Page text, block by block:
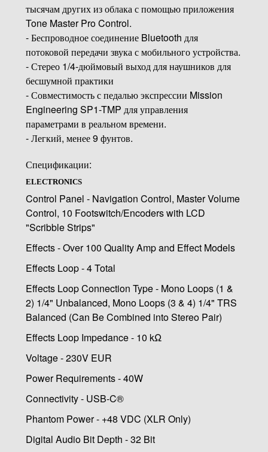
тысячам других из облака с помощью приложения
Tone Master Pro Control.
- Беспроводное соединение Bluetooth для
потоковой передачи звука с мобильного устройства.
- Стерео 1/4-дюймовый выход для наушников для
бесшумной практики
- Совместимость с педалью экспрессии Mission
Engineering SP1-TMP для управления
параметрами в реальном времени.
- Легкий, менее 9 фунтов.
Спецификации:
ELECTRONICS
Control Panel - Navigation Control, Master Volume
Control, 10 Footswitch/Encoders with LCD
"Scribble Strips"
Effects - Over 100 Quality Amp and Effect Models
Effects Loop - 4 Total
Effects Loop Connection Type - Mono Loops (1 &
2) 1/4" Unbalanced, Mono Loops (3 & 4) 1/4" TRS
Balanced (Can Be Combined into Stereo Pair)
Effects Loop Impedance - 10 kΩ
Voltage - 230V EUR
Power Requirements - 40W
Connectivity - USB-C®
Phantom Power - +48 VDC (XLR Only)
Digital Audio Bit Depth - 32 Bit